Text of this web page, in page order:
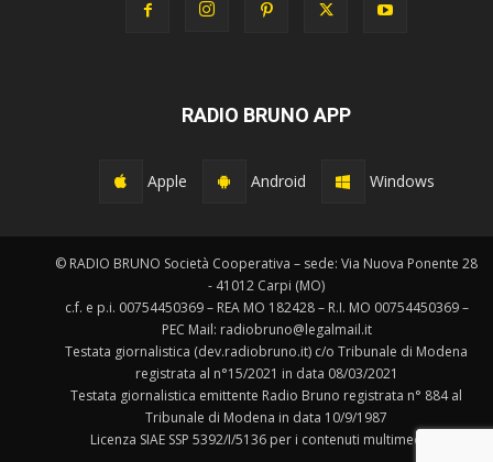
RADIO BRUNO APP
Apple Android Windows
© RADIO BRUNO Società Cooperativa – sede: Via Nuova Ponente 28
- 41012 Carpi (MO)
c.f. e p.i. 00754450369 – REA MO 182428 – R.I. MO 00754450369 –
PEC Mail: radiobruno@legalmail.it
Testata giornalistica (dev.radiobruno.it) c/o Tribunale di Modena
registrata al n°15/2021 in data 08/03/2021
Testata giornalistica emittente Radio Bruno registrata n° 884 al
Tribunale di Modena in data 10/9/1987
Licenza SIAE SSP 5392/I/5136 per i contenuti multimediali.